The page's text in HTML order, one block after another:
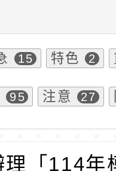
15 特色 2
95 注意 27
理「114年